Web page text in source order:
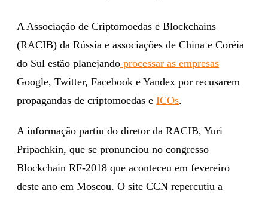
A Associação de Criptomoedas e Blockchains
(RACIB) da Rússia e associações de China e Coréia
do Sul estão planejando processar as empresas
Google, Twitter, Facebook e Yandex por recusarem
propagandas de criptomoedas e ICOs.
A informação partiu do diretor da RACIB, Yuri
Pripachkin, que se pronunciou no congresso
Blockchain RF-2018 que aconteceu em fevereiro
deste ano em Moscou. O site CCN repercutiu a